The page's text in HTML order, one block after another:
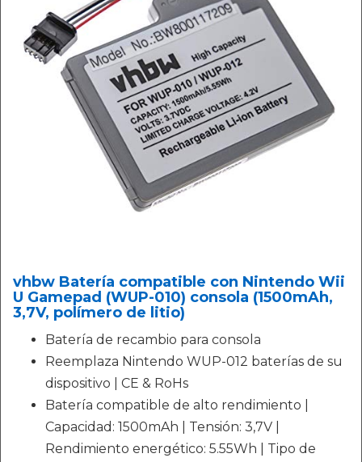
vhbw Batería compatible con Nintendo Wii
U Gamepad (WUP-010) consola (1500mAh,
3,7V, polímero de litio)
Batería de recambio para consola
Reemplaza Nintendo WUP-012 baterías de su
dispositivo | CE & RoHs
Batería compatible de alto rendimiento |
Capacidad: 1500mAh | Tensión: 3,7V |
Rendimiento energético: 5.55Wh | Tipo de